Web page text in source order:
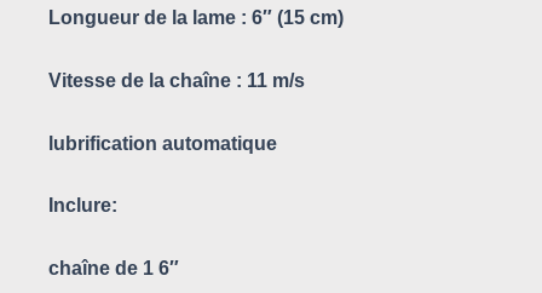
Longueur de la lame : 6″ (15 cm)
Vitesse de la chaîne : 11 m/s
lubrification automatique
Inclure:
chaîne de 1 6″